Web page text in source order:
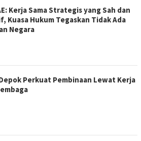
Kerja Sama Strategis yang Sah dan
Kuasa Hukum Tegaskan Tidak Ada
Negara
Perkuat Pembinaan Lewat Kerja